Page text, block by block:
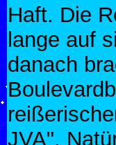
Haft. Die
lange auf
danach
JVA".